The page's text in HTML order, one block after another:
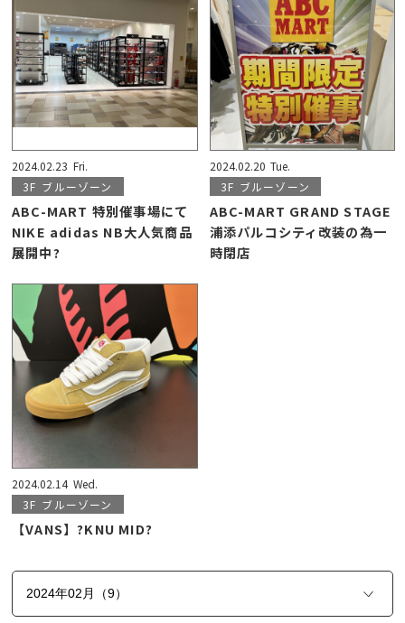
2024.02.23 Fri.
3F ブルーゾーン
ABC-MART 特別催事場にて
NIKE adidas NB大人気商品
展開中?
2024.02.20 Tue.
3F ブルーゾーン
ABC-MART GRAND STAGE
浦添パルコシティ改装の為一
時閉店
2024.02.14 Wed.
3F ブルーゾーン
【VANS】?KNU MID?